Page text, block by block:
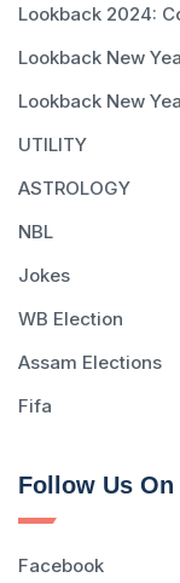
Lookback 2024:
Lookback New
Lookback New
UTILITY
ASTROLOGY
NBL
Jokes
WB Election
Assam Elections
Fifa
Follow Us On
Facebook